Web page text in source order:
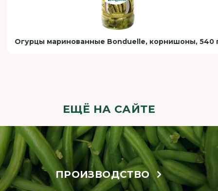
Огурцы маринованные Bonduelle, корнишоны, 540
ЕЩЁ НА САЙТЕ
ПРОИЗВОДСТВО